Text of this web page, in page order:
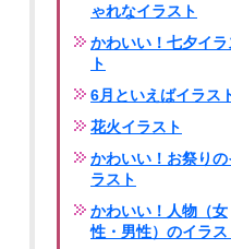
ゃれなイラスト
かわいい！七夕イラ
ト
6月といえばイラス
花火イラスト
かわいい！お祭りの
ラスト
かわいい！人物（女
性・男性）のイラス